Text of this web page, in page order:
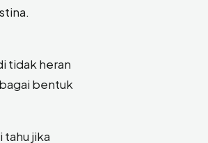
tidak heran
bentuk
tahu jika